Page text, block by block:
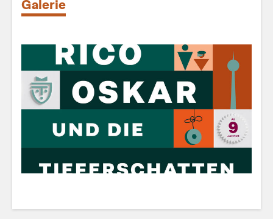
Galerie